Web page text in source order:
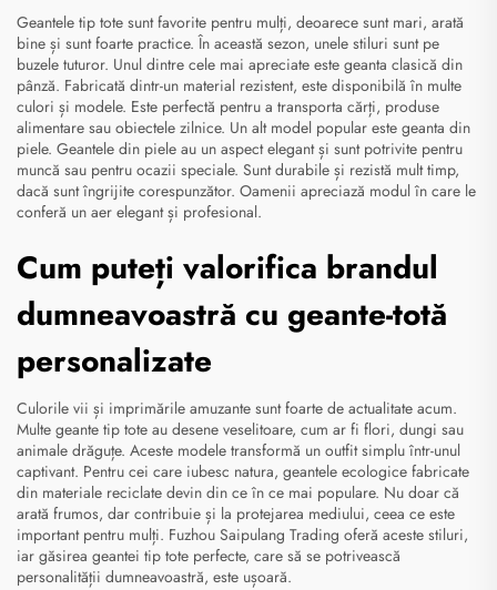
Geantele tip tote sunt favorite pentru mulți, deoarece sunt mari, arată
bine și sunt foarte practice. În această sezon, unele stiluri sunt pe
buzele tuturor. Unul dintre cele mai apreciate este geanta clasică din
pânză. Fabricată dintr-un material rezistent, este disponibilă în multe
culori și modele. Este perfectă pentru a transporta cărți, produse
alimentare sau obiectele zilnice. Un alt model popular este geanta din
piele. Geantele din piele au un aspect elegant și sunt potrivite pentru
muncă sau pentru ocazii speciale. Sunt durabile și rezistă mult timp,
dacă sunt îngrijite corespunzător. Oamenii apreciază modul în care le
conferă un aer elegant și profesional.
Cum puteți valorifica brandul
dumneavoastră cu geante-totă
personalizate
Culorile vii și imprimările amuzante sunt foarte de actualitate acum.
Multe geante tip tote au desene veselitoare, cum ar fi flori, dungi sau
animale drăguțe. Aceste modele transformă un outfit simplu într-unul
captivant. Pentru cei care iubesc natura, geantele ecologice fabricate
din materiale reciclate devin din ce în ce mai populare. Nu doar că
arată frumos, dar contribuie și la protejarea mediului, ceea ce este
important pentru mulți. Fuzhou Saipulang Trading oferă aceste stiluri,
iar găsirea geantei tip tote perfecte, care să se potrivească
personalității dumneavoastră, este ușoară.